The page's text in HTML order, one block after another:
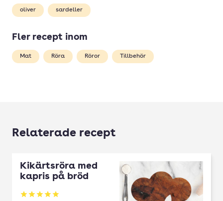
oliver sardeller
Fler recept inom
Mat Röra Röror Tillbehör
Relaterade recept
Kikärtsröra med
kapris på bröd
Betyg: 5 av 5